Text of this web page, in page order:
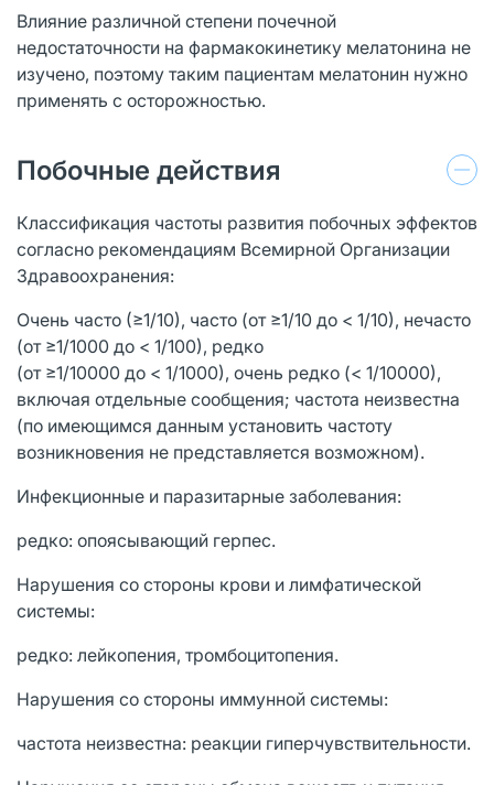
Влияние различной степени почечной
недостаточности на фармакокинетику мелатонина не
изучено, поэтому таким пациентам мелатонин нужно
применять с осторожностью.
Побочные действия
Классификация частоты развития побочных эффектов
согласно рекомендациям Всемирной Организации
Здравоохранения:
Очень часто (≥1/10), часто (от ≥1/10 до < 1/10), нечасто
(от ≥1/1000 до < 1/100), редко
(от ≥1/10000 до < 1/1000), очень редко (< 1/10000),
включая отдельные сообщения; частота неизвестна
(по имеющимся данным установить частоту
возникновения не представляется возможном).
Инфекционные и паразитарные заболевания:
редко: опоясывающий герпес.
Нарушения со стороны крови и лимфатической
системы:
редко: лейкопения, тромбоцитопения.
Нарушения со стороны иммунной системы:
частота неизвестна: реакции гиперчувствительности.